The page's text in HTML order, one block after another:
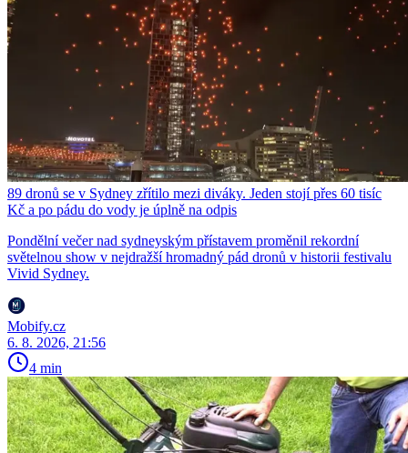
89 dronů se v Sydney zřítilo mezi diváky. Jeden stojí přes 60 tisíc
Kč a po pádu do vody je úplně na odpis
Pondělní večer nad sydneyským přístavem proměnil rekordní
světelnou show v nejdražší hromadný pád dronů v historii festivalu
Vivid Sydney.
Mobify.cz
6. 8. 2026, 21:56
4 min